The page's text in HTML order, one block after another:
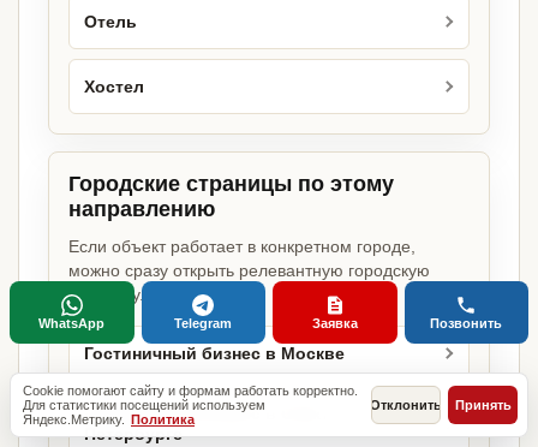
Отель
Хостел
Городские страницы по этому
направлению
Если объект работает в конкретном городе,
можно сразу открыть релевантную городскую
страницу.
Гостиничный бизнес в Москве
Гостиничный бизнес в Санкт-
Петербурге
Cookie помогают сайту и формам работать корректно.
Для статистики посещений используем
Яндекс.Метрику. Политика
Отклонить Принять
WhatsApp Telegram Заявка Позвонить